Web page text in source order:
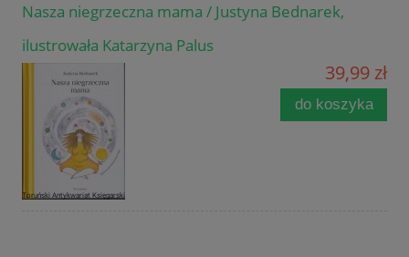
Nasza niegrzeczna mama / Justyna Bednarek,
ilustrowała Katarzyna Palus
39,99 zł
do koszyka